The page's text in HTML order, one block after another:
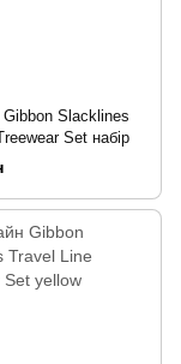
Slacklines
Set набір